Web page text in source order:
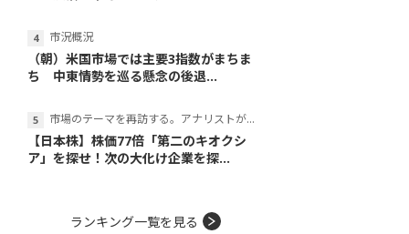
市況概況
（朝）米国市場では主要3指数がまちま
ち 中東情勢を巡る懸念の後退...
市場のテーマを再訪する。アナリストが読み解くテーマの本質
【日本株】株価77倍「第二のキオクシ
ア」を探せ！次の大化け企業を探...
ランキング一覧を見る